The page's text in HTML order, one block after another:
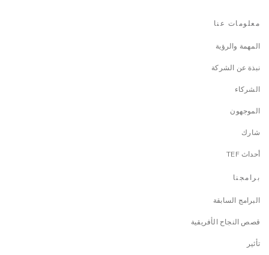
معلومات عنا
المهمة والرؤية
نبذة عن الشركة
الشركاء
الموجهون
شارك
أحداث TEF
برامجنا
البرامج السابقة
قصص النجاح الأفريقية
تأثير